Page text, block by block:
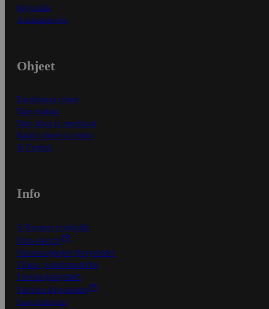
Myymälät
Asiakaspalvelu
Ohjeet
Ensitilaajan ohjeet
Näin maksat
Näin tilaat ja muokkaat
Kaikki ohjeet ja vinkit
In English
Info
S-Business yrityksille
Oiva-raportit
Osuuskauppojen yhteystiedot
Tilaus- ja toimitusehdot
Tietosuojakäytäntö
Palvelun käyttöehdot
Saavutettavuus